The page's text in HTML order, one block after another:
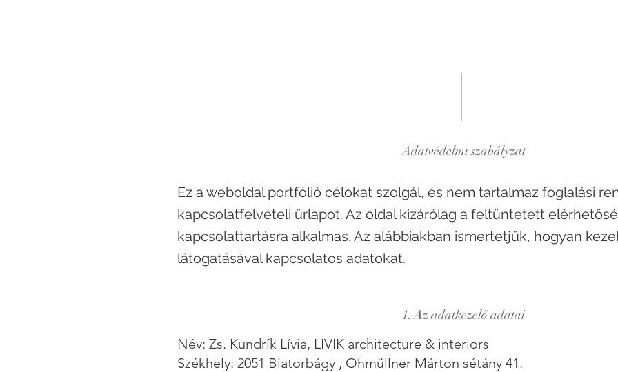
Adatvédelmi szabályzat
Ez a weboldal portfólió célokat szolgál, és nem tartalmaz foglalási
kapcsolatfelvételi űrlapot. Az oldal kizárólag a feltüntetett
kapcsolattartásra alkalmas. Az alábbiakban ismertetjük, hogyan
látogatásával kapcsolatos adatokat.
1. Az adatkezelő adatai
Név: Zs. Kundrík Lívia, LIVIK architecture & interiors
Székhely: 2051 Biatorbágy , Ohmüllner Márton sétány 41.